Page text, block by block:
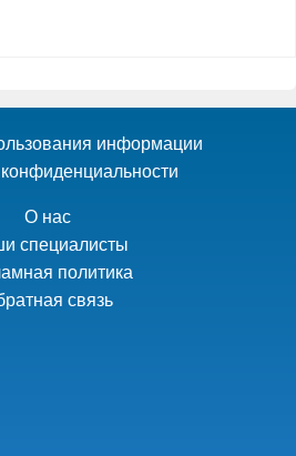
информации
О нас
специалисты
политика
связь